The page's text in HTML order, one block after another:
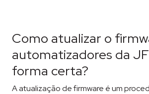
Como atualizar o
automatizadores da
forma certa?
A atualização de firmware é um